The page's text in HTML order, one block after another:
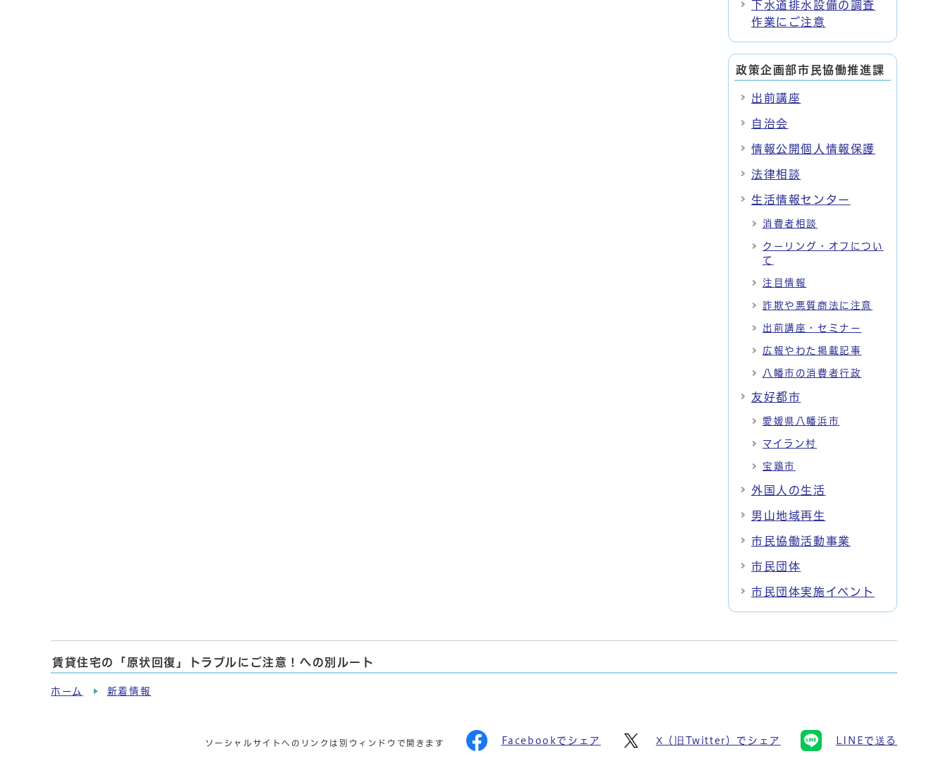
下水道排水設備の調査
作業にご注意
政策企画部市民協働推進課
出前講座
自治会
情報公開個人情報保護
法律相談
生活情報センター
消費者相談
クーリング・オフについ
て
注目情報
詐欺や悪質商法に注意
出前講座・セミナー
広報やわた掲載記事
八幡市の消費者行政
友好都市
愛媛県八幡浜市
マイラン村
宝鶏市
外国人の生活
男山地域再生
市民協働活動事業
市民団体
市民団体実施イベント
賃貸住宅の「原状回復」トラブルにご注意！への別ルート
ホーム 新着情報
ソーシャルサイトへのリンクは別ウィンドウで開きます Facebookでシェア X（旧Twitter）でシェア LINEで送る